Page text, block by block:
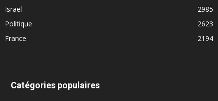
Israël
2985
Politique
2623
France
2194
Catégories populaires